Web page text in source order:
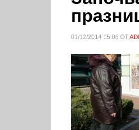
01/12/2014 15:06 ОТ